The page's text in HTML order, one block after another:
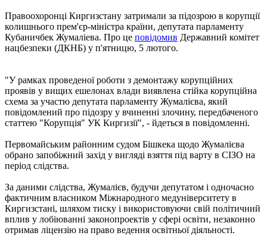
Правоохоронці Киргизстану затримали за підозрою в корупції
колишнього прем'єр-міністра країни, депутата парламенту
Кубаничбек Жумаліева. Про це повідомив Державний комітет
нацбезпеки (ДКНБ) у п'ятницю, 5 лютого.
"У рамках проведеної роботи з демонтажу корупційних
проявів у вищих ешелонах влади виявлена ​​стійка корупційна
схема за участю депутата парламенту Жумалієва, який
повідомлений про підозру у вчиненні злочину, передбаченого
статтею "Корупція" УК Киргизії", - йдеться в повідомленні.
Первомайським районним судом Бішкека щодо Жумалієва
обрано запобіжний захід у вигляді взяття під варту в СІЗО на
період слідства.
За даними слідства, Жумалієв, будучи депутатом і одночасно
фактичним власником Міжнародного медуніверситету в
Киргизстані, шляхом тиску і використовуючи свій політичний
вплив у лобіюванні законопроектів у сфері освіти, незаконно
отримав ліцензію на право ведення освітньої діяльності.